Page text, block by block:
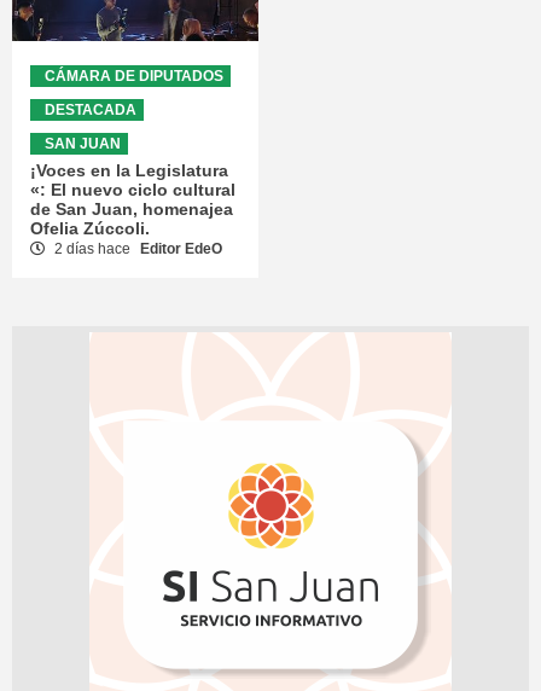
CÁMARA DE DIPUTADOS
DESTACADA
SAN JUAN
¡Voces en la Legislatura
«: El nuevo ciclo cultural
de San Juan, homenajea
Ofelia Zúccoli.
2 días hace Editor EdeO